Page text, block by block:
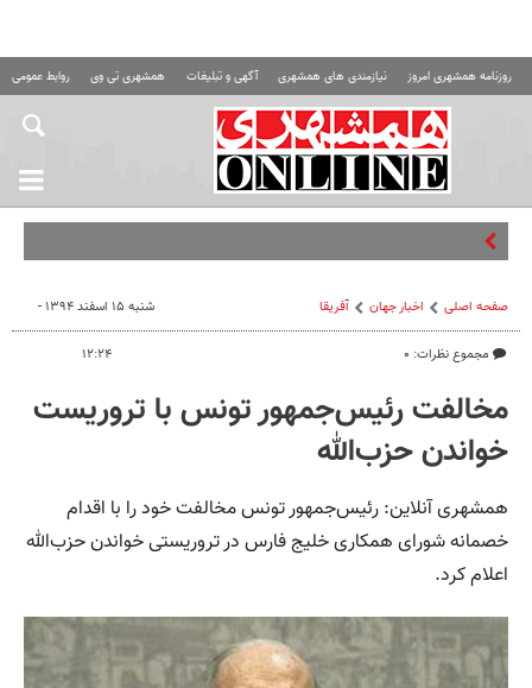
روزنامه همشهری امروز نیازمندی های همشهری آگهی و تبلیغات همشهری تی وی روابط عمومی
صفحه اصلی اخبار جهان آفریقا
مجموع نظرات: ۰
شنبه ۱۵ اسفند ۱۳۹۴ -
۱۲:۲۴
مخالفت رئیس‌جمهور تونس با تروریست
خواندن حزب‌الله
همشهری آنلاین: رئیس‌جمهور تونس مخالفت خود را با اقدام
خصمانه شورای همکاری خلیج فارس در تروریستی خواندن حزب‌الله
اعلام کرد.